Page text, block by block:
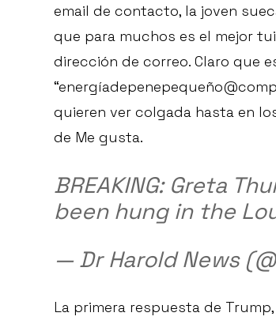
email de contacto, la joven
que para muchos es el mejor
dirección de correo. Claro que
quieren ver colgada hasta en
de Me gusta.
BREAKING: Greta
been hung in the
— Dr Harold News
La primera respuesta de